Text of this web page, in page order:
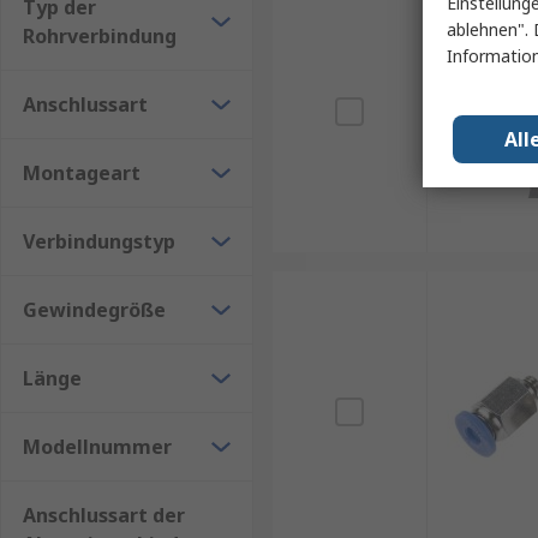
Typ der
Rohrverbindung
Anschlussart
Montageart
Verbindungstyp
Gewindegröße
Länge
Modellnummer
Anschlussart der
ablehnen".